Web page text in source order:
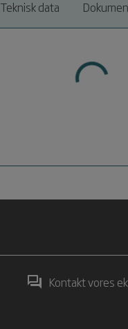
Teknisk data
Kontakt vores